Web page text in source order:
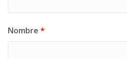
Nombre *